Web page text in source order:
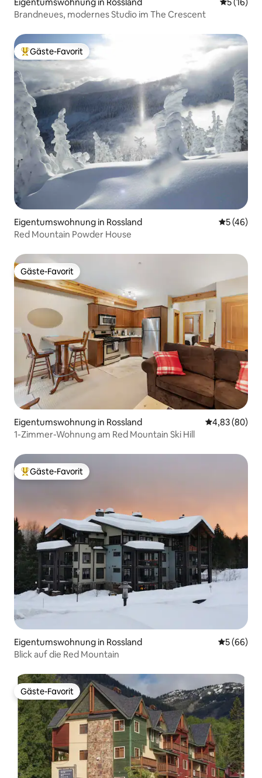
Brandneues, modernes Studio im The Crescent
Beliebter Gäste-Favorit.
Gäste-Favorit
Eigentumswohnung in Rossland
5 (46)
Red Mountain Powder House
Gäste-Favorit
Gäste-Favorit
Eigentumswohnung in Rossland
4,83 (80)
1-Zimmer-Wohnung am Red Mountain Ski Hill
Beliebter Gäste-Favorit.
Gäste-Favorit
Eigentumswohnung in Rossland
5 (66)
Blick auf die Red Mountain
Gäste-Favorit
Gäste-Favorit